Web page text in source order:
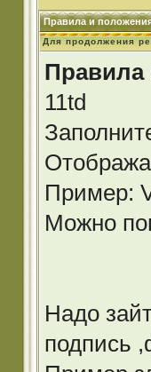
Правила и
Для продолжения
11td
Пример:
Можно
Надо
подпись